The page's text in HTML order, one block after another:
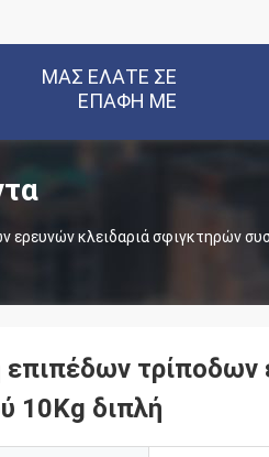
ΜΑΣ ΕΛΆΤΕ ΣΕ
ΕΠΑΦΉ ΜΕ
ερευνών κλειδαριά σφιγκτηρών
τρίποδων
10Kg διπλή